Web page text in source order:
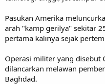
Pasukan Amerika
arah "kamp gerilya" sekitar
pertama kalinya sejak
Operasi militer yang disebut
dilancarkan melawan
Baghdad.